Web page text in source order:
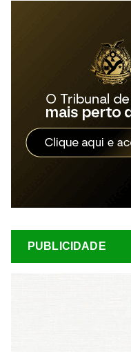
PUBLICIDADE